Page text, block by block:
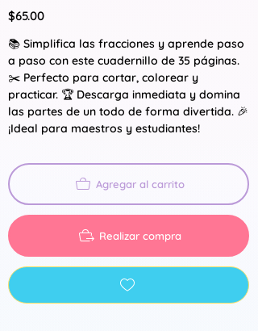
Precio
$65.00
📚 Simplifica las fracciones y aprende paso
a paso con este cuadernillo de 35 páginas.
✂️ Perfecto para cortar, colorear y
practicar. 🏆 Descarga inmediata y domina
las partes de un todo de forma divertida. 🎉
¡Ideal para maestros y estudiantes!
Agregar al carrito
Realizar compra